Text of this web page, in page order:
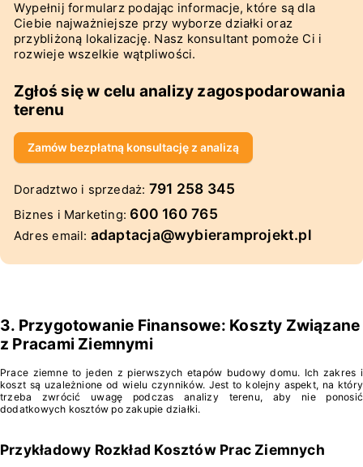
Wypełnij formularz podając informacje, które są dla
Ciebie najważniejsze przy wyborze działki oraz
przybliżoną lokalizację. Nasz konsultant pomoże Ci i
rozwieje wszelkie wątpliwości.
Zgłoś się w celu analizy zagospodarowania
terenu
Zamów bezpłatną konsultację z analizą
Doradztwo i sprzedaż: 791 258 345
Biznes i Marketing: 600 160 765
Adres email: adaptacja@wybieramprojekt.pl
3. Przygotowanie Finansowe: Koszty Związane
z Pracami Ziemnymi
Prace ziemne to jeden z pierwszych etapów budowy domu. Ich zakres i
koszt są uzależnione od wielu czynników. Jest to kolejny aspekt, na który
trzeba zwrócić uwagę podczas analizy terenu, aby nie ponosić
dodatkowych kosztów po zakupie działki.
Przykładowy Rozkład Kosztów Prac Ziemnych